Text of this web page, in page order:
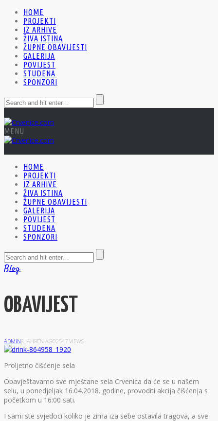
HOME
PROJEKTI
IZ ARHIVE
ŽIVA ISTINA
ŽUPNE OBAVIJESTI
GALERIJA
POVIJEST
STUDENA
SPONZORI
MENU
HOME
PROJEKTI
IZ ARHIVE
ŽIVA ISTINA
ŽUPNE OBAVIJESTI
GALERIJA
POVIJEST
STUDENA
SPONZORI
Blog
OBAVIJEST
ADMIN8 JAHREN AGO2547 VIEWS
Proljetno čišćenje sela
Obavještavamo sve mještane sela Crvenica da će se u našem
selu, u ponedjeljak 16.04.2018. godine, provoditi akcija čišćenja s
početkom u 16:00 sati.
I sami ste svjedoci koliko je zima iza sebe ostavila tragova, a sve